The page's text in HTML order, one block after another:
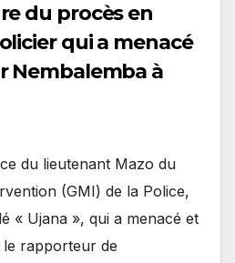
du procès en
qui a menacé
Nembalemba à
du lieutenant Mazo du
(GMI) de la Police,
« Ujana », qui a menacé et
rapporteur de